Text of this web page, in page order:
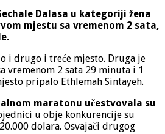
Dalasa u kategoriji žena
mjestu sa vremenom 2 sata,
i drugo i treće mjesto. Druga je
vremenom 2 sata 29 minuta i 1
pripalo Ethlemah Sintayeh.
maratonu učestvovala su
u obje konkurencije su
dolara. Osvajači drugog